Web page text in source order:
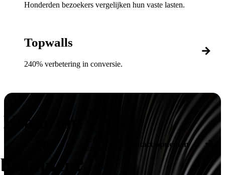
Honderden bezoekers vergelijken hun vaste lasten.
Topwalls
240% verbetering in conversie.
Klaar om
beginnen?
Contact opnemen